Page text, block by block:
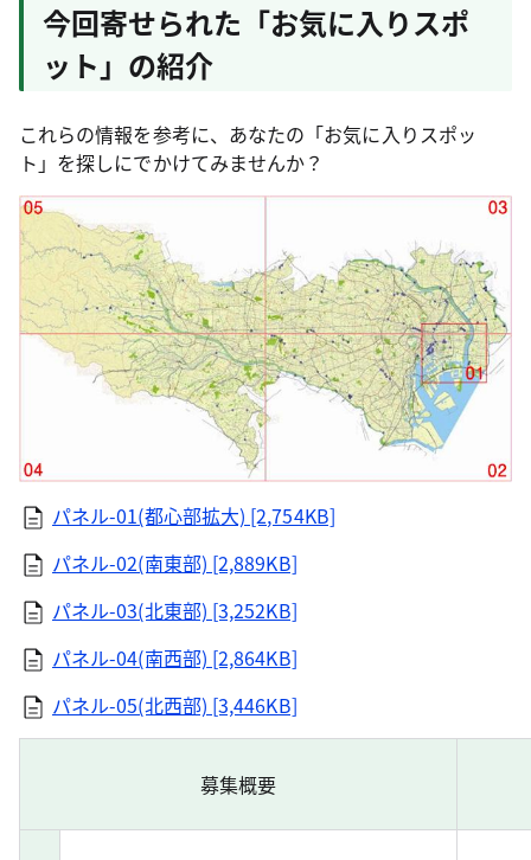
今回寄せられた「お気に入りスポ
ット」の紹介
これらの情報を参考に、あなたの「お気に入りスポッ
ト」を探しにでかけてみませんか？
パネル-01(都心部拡大) [2,754KB]
パネル-02(南東部) [2,889KB]
パネル-03(北東部) [3,252KB]
パネル-04(南西部) [2,864KB]
パネル-05(北西部) [3,446KB]
募集概要